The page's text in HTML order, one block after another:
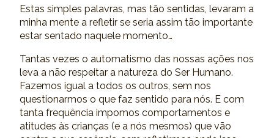
Estas simples palavras, mas tão sentidas, levaram a
minha mente a refletir se seria assim tão importante
estar sentado naquele momento…
Tantas vezes o automatismo das nossas ações nos
leva a não respeitar a natureza do Ser Humano.
Fazemos igual a todos os outros, sem nos
questionarmos o que faz sentido para nós. E com
tanta frequência impomos comportamentos e
atitudes às crianças (e a nós mesmos) que vão